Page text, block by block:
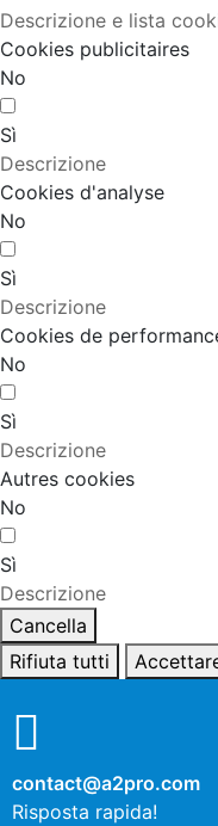
Descrizione e lista
Cookies publicitaires
No
Sì
Descrizione
Cookies d'analyse
No
Sì
Descrizione
Cookies de
No
Sì
Descrizione
Autres cookies
No
Sì
Descrizione
Cancella
Rifiuta tutti
contact@a2pro.com
Risposta rapida!